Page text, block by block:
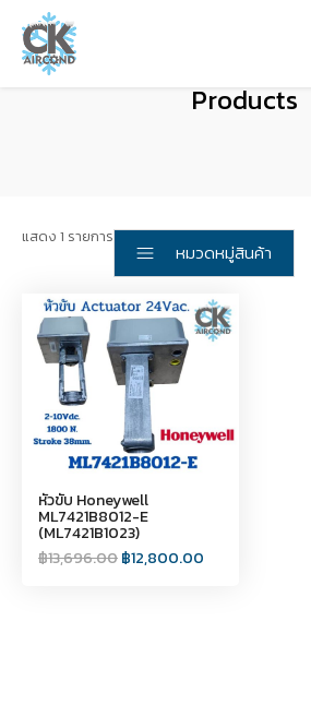
Products
แสดง 1 รายการ
หมวดหมู่สินค้า
หัวขับ Honeywell
ML7421B8012-E
(ML7421B1023)
฿13,696.00฿12,800.00